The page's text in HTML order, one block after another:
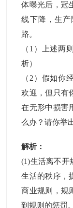
体曝光后，冠
线下降，生
路。
（1）上述两
析）
（2）假如你
欢迎，但只有
在无形中损害
么办？请你举
解析：
(1)生活离不开
生活的秩序，
商业规则，规
到规则的惩罚。